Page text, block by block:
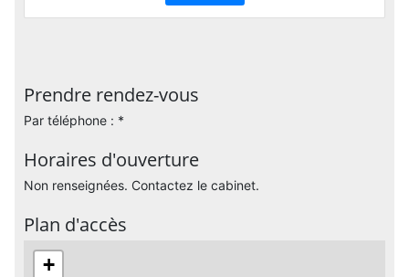
Prendre rendez-vous
Par téléphone : *
Horaires d'ouverture
Non renseignées. Contactez le cabinet.
Plan d'accès
+